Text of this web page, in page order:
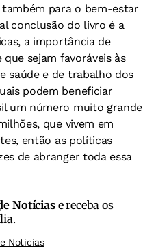
para o bem-estar
conclusão do livro é a
a importância de
sejam favoráveis às
saúde e de trabalho dos
podem beneficiar
um número muito grande
que vivem em
então as políticas
de abranger toda essa
Notíciase receba os
Noticias